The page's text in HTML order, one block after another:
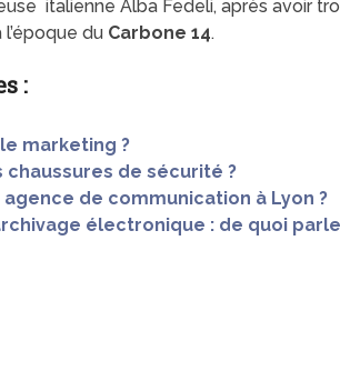
italienne Alba Fedeli, après avoir
du Carbone 14.
:
marketing ?
de sécurité ?
de communication à Lyon ?
électronique : de quoi